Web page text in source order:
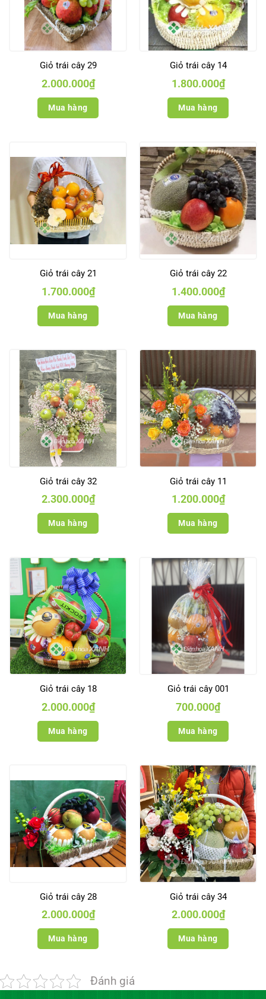
Giỏ trái cây 29
2.000.000₫
Mua hàng
Giỏ trái cây 14
1.800.000₫
Mua hàng
Giỏ trái cây 21
1.700.000₫
Mua hàng
Giỏ trái cây 22
1.400.000₫
Mua hàng
Giỏ trái cây 32
2.300.000₫
Mua hàng
Giỏ trái cây 11
1.200.000₫
Mua hàng
Giỏ trái cây 18
2.000.000₫
Mua hàng
Giỏ trái cây 001
700.000₫
Mua hàng
Giỏ trái cây 28
2.000.000₫
Mua hàng
Giỏ trái cây 34
2.000.000₫
Mua hàng
Đánh giá